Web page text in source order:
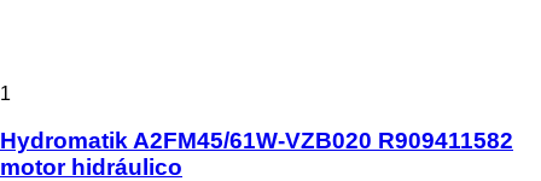
1
Hydromatik A2FM45/61W-VZB020 R909411582
motor hidráulico